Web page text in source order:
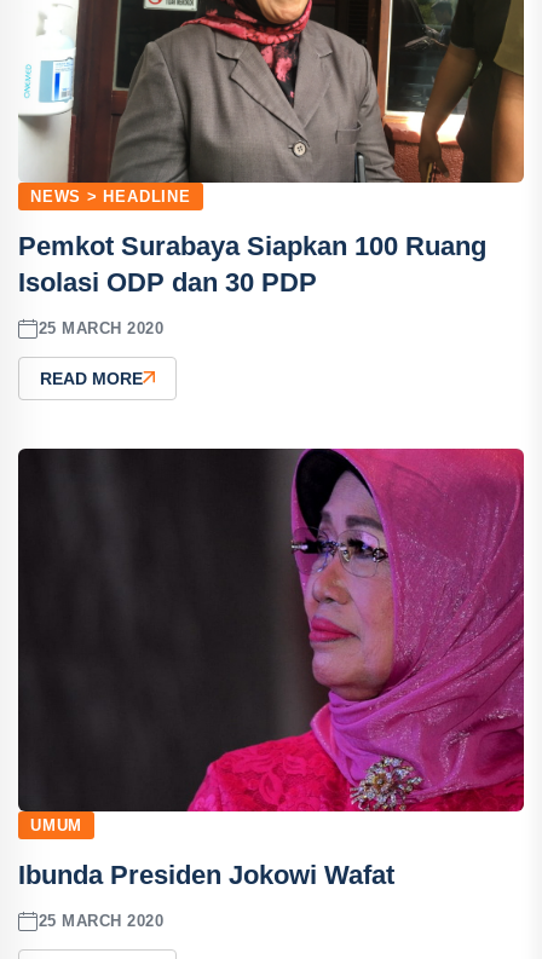
NEWS > HEADLINE
Pemkot Surabaya Siapkan 100 Ruang
Isolasi ODP dan 30 PDP
25 MARCH 2020
READ MORE
UMUM
Ibunda Presiden Jokowi Wafat
25 MARCH 2020